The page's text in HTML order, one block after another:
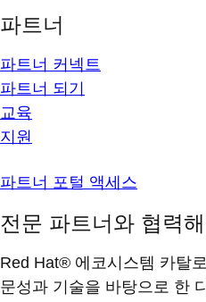
파트너
파트너 커넥트
파트너 되기
교육
지원
파트너 포털 액세스
전문 파트너와 협력
Red Hat® 에코시스템 카탈
문성과 기술을 바탕으로 한